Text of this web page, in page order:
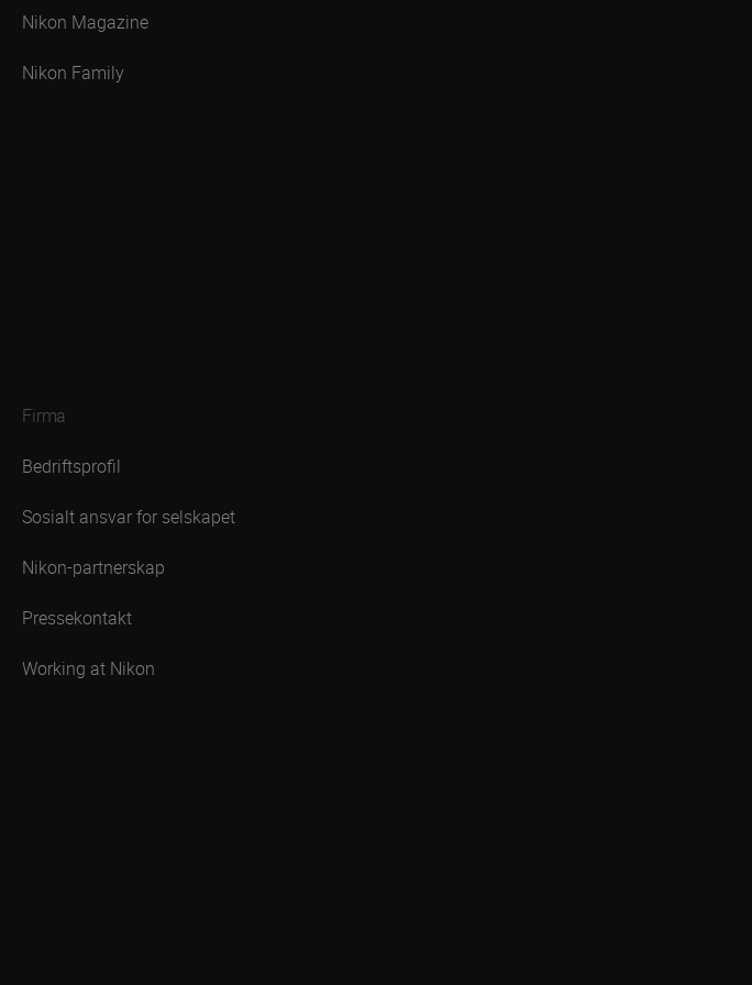
Nikon Magazine
Nikon Family
Firma
Bedriftsprofil
Sosialt ansvar for selskapet
Nikon-partnerskap
Pressekontakt
Working at Nikon